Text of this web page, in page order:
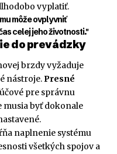
vyplatiť.
môže ovplyvniť
celej jeho životnosti."
do prevádzky
brzdy vyžaduje
nástroje.Presné
pre správnu
musia byť dokonale
naplnenie systému
všetkých spojov a